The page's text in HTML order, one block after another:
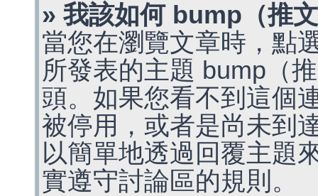
» 我該如何 bump（推
當您在瀏覽文章時，點
所發表的主題 bump（
頭。如果您看不到這個
被停用，或者是尚未到
以簡單地透過回覆主題
實遵守討論區的規則。